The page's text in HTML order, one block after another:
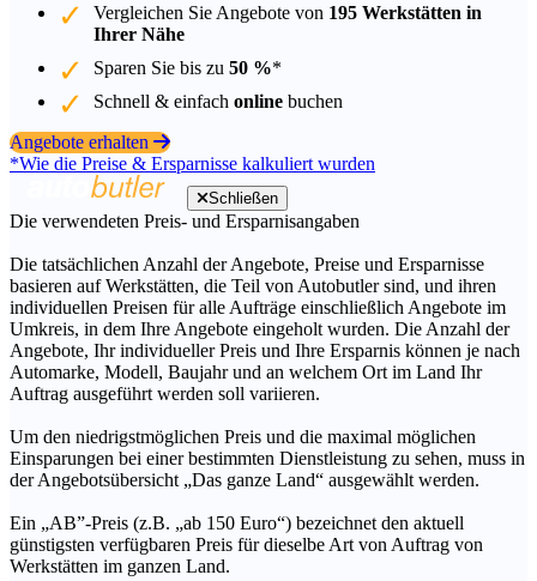
Vergleichen Sie Angebote von 195 Werkstätten in
Ihrer Nähe
Sparen Sie bis zu 50 %*
Schnell & einfach online buchen
Angebote erhalten
*Wie die Preise & Ersparnisse kalkuliert wurden
Schließen
Die verwendeten Preis- und Ersparnisangaben
Die tatsächlichen Anzahl der Angebote, Preise und Ersparnisse
basieren auf Werkstätten, die Teil von Autobutler sind, und ihren
individuellen Preisen für alle Aufträge einschließlich Angebote im
Umkreis, in dem Ihre Angebote eingeholt wurden. Die Anzahl der
Angebote, Ihr individueller Preis und Ihre Ersparnis können je nach
Automarke, Modell, Baujahr und an welchem Ort im Land Ihr
Auftrag ausgeführt werden soll variieren.
Um den niedrigstmöglichen Preis und die maximal möglichen
Einsparungen bei einer bestimmten Dienstleistung zu sehen, muss in
der Angebotsübersicht „Das ganze Land“ ausgewählt werden.
Ein „AB”-Preis (z.B. „ab 150 Euro“) bezeichnet den aktuell
günstigsten verfügbaren Preis für dieselbe Art von Auftrag von
Werkstätten im ganzen Land.